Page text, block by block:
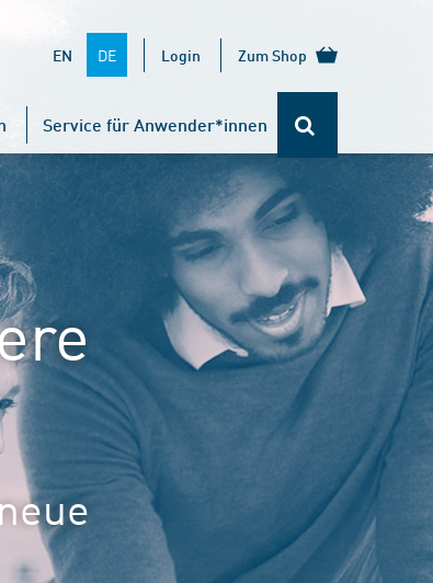
EN DE Login Zum Shop
Service für Anwender*innen